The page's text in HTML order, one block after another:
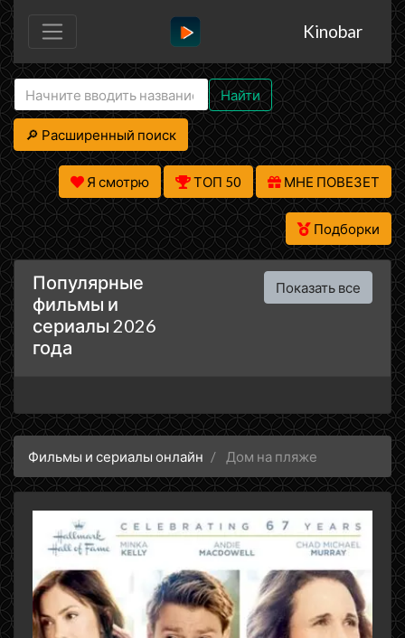
Kinobar
Найти
🔎 Расширенный поиск
Я смотрю ТОП 50 МНЕ ПОВЕЗЕТ
Подборки
Популярные
фильмы и
сериалы 2026
года
Показать все
Фильмы и сериалы онлайн Дом на пляже